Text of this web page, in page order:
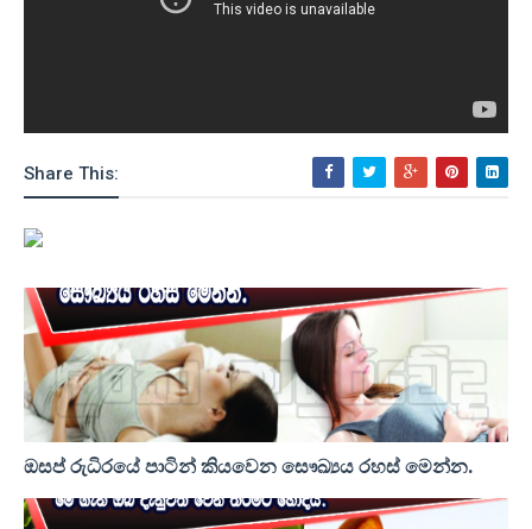
Share This:
ඔසප් රුධිරයේ පාටින් කියවෙන සෞඛ්‍යය රහස් මෙන්න.